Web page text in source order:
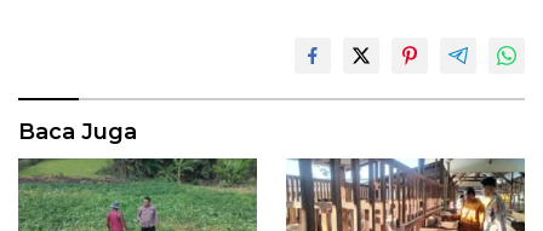
Baca Juga